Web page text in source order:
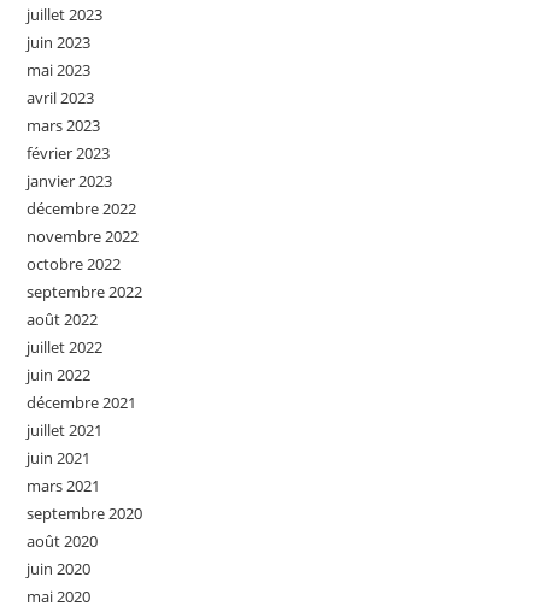
juillet 2023
juin 2023
mai 2023
avril 2023
mars 2023
février 2023
janvier 2023
décembre 2022
novembre 2022
octobre 2022
septembre 2022
août 2022
juillet 2022
juin 2022
décembre 2021
juillet 2021
juin 2021
mars 2021
septembre 2020
août 2020
juin 2020
mai 2020